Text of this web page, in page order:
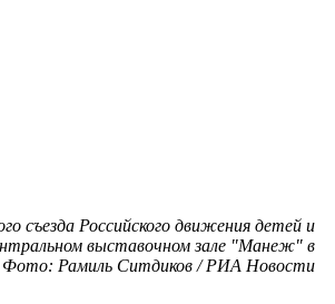
съезда Российского движения детей и
выставочном зале "Манеж" в
Фото: Рамиль Ситдиков / РИА Новости